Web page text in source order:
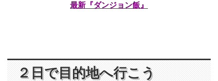
最新『ダンジョン飯』
２日で目的地へ行こう